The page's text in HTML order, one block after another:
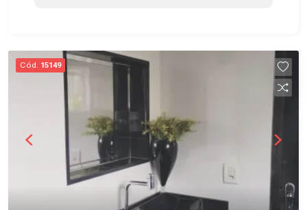
escolas, shopping Colinas, fácil acesso à Dutra e
próximo à Johnson & Johnson. Agende a sua
visita!
Cód. 15149